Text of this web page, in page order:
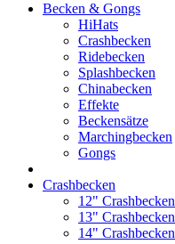
Becken & Gongs
HiHats
Crashbecken
Ridebecken
Splashbecken
Chinabecken
Effekte
Beckensätze
Marchingbecken
Gongs
Crashbecken
12" Crashbecken
13" Crashbecken
14" Crashbecken